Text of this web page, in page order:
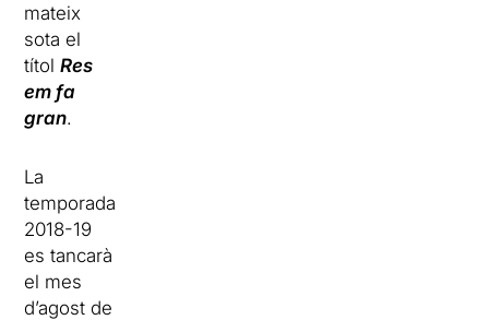
mateix
sota el
títolRes
em fa
gran.
La
temporada
2018-19
es tancarà
el mes
d’agost de